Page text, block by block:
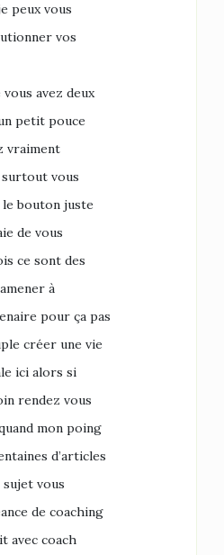
peux vous
vos
avez deux
petit pouce
vraiment
vous
bouton juste
de vous
ce sont des
à
pour ça pas
créer une vie
ici alors si
rendez vous
mon poing
d’articles
vous
de coaching
avec coach